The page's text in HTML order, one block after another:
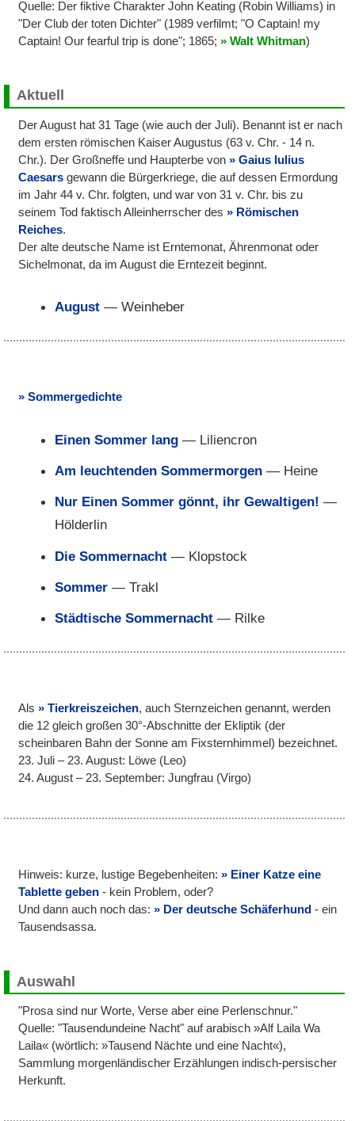
Quelle: Der fiktive Charakter John Keating (Robin Williams) in
"Der Club der toten Dichter" (1989 verfilmt; "O Captain! my
Captain! Our fearful trip is done"; 1865;
Walt Whitman)
Aktuell
Der August hat 31 Tage (wie auch der Juli). Benannt ist er nach
dem ersten römischen Kaiser Augustus (63 v. Chr. - 14 n.
Chr.). Der Großneffe und Haupterbe von
Gaius Iulius
Caesars gewann die Bürgerkriege, die auf dessen Ermordung
im Jahr 44 v. Chr. folgten, und war von 31 v. Chr. bis zu
seinem Tod faktisch Alleinherrscher des
Römischen
Reiches.
Der alte deutsche Name ist Erntemonat, Ährenmonat oder
Sichelmonat, da im August die Erntezeit beginnt.
August— Weinheber
Sommergedichte
Einen Sommer lang— Liliencron
Am leuchtenden Sommermorgen— Heine
Nur Einen Sommer gönnt, ihr Gewaltigen! —
Hölderlin
Die Sommernacht— Klopstock
Sommer— Trakl
Städtische Sommernacht— Rilke
Als Tierkreiszeichen, auch Sternzeichen genannt, werden
die 12 gleich großen 30°-Abschnitte der Ekliptik (der
scheinbaren Bahn der Sonne am Fixsternhimmel) bezeichnet.
23. Juli – 23. August: Löwe (Leo)
24. August – 23. September: Jungfrau (Virgo)
Hinweis: kurze, lustige Begebenheiten:
Einer Katze eine
Tablette geben - kein Problem, oder?
Und dann auch noch das:
Der deutsche Schäferhund - ein
Tausendsassa.
Auswahl
"Prosa sind nur Worte, Verse aber eine Perlenschnur."
Quelle: "Tausendundeine Nacht" auf arabisch »Alf Laila Wa
Laila« (wörtlich: »Tausend Nächte und eine Nacht«),
Sammlung morgenländischer Erzählungen indisch-persischer
Herkunft.